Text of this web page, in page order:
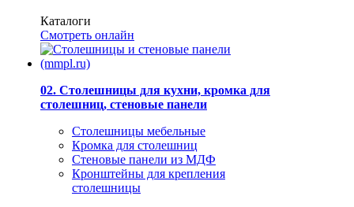
Каталоги
Смотреть онлайн
02. Столешницы для кухни, кромка для
столешниц, стеновые панели
Столешницы мебельные
Кромка для столешниц
Стеновые панели из МДФ
Кронштейны для крепления
столешницы